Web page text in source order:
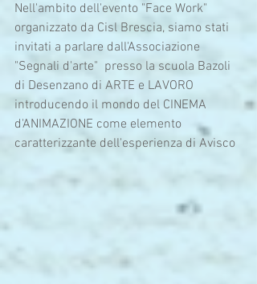
Nell'ambito dell'evento "Face Work"
organizzato da Cisl Brescia, siamo stati
invitati a parlare dall'Associazione
"Segnali d'arte"  presso la scuola Bazoli
di Desenzano di ARTE e LAVORO
introducendo il mondo del CINEMA
d'ANIMAZIONE come elemento
caratterizzante dell'esperienza di Avisco